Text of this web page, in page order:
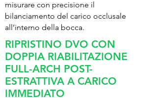
misurare con precisione il
bilanciamento del carico occlusale
all’interno della bocca.
RIPRISTINO DVO CON
DOPPIA RIABILITAZIONE
FULL-ARCH POST-
ESTRATTIVA A CARICO
IMMEDIATO